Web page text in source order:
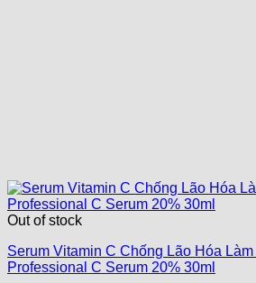
Out of stock
Serum Vitamin C Chống Lão Hóa
Professional C Serum 20% 30ml